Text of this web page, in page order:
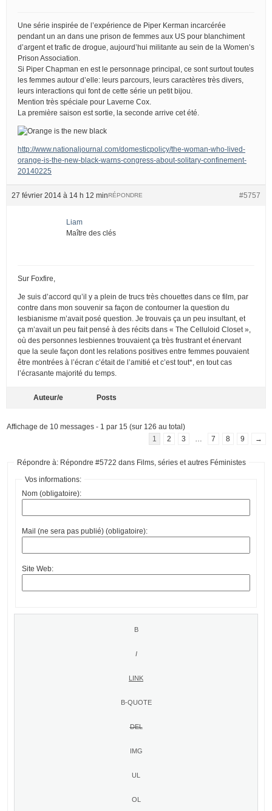
Une série inspirée de l’expérience de Piper Kerman incarcérée
pendant un an dans une prison de femmes aux US pour blanchiment
d’argent et trafic de drogue, aujourd’hui militante au sein de la Women’s
Prison Association.
Si Piper Chapman en est le personnage principal, ce sont surtout toutes
les femmes autour d’elle: leurs parcours, leurs caractères très divers,
leurs interactions qui font de cette série un petit bijou.
Mention très spéciale pour Laverne Cox.
La première saison est sortie, la seconde arrive cet été.
http://www.nationaljournal.com/domesticpolicy/the-woman-who-lived-
orange-is-the-new-black-warns-congress-about-solitary-confinement-
20140225
27 février 2014 à 14 h 12 min #5757
RÉPONDRE
Liam
Maître des clés
Sur Foxfire,
Je suis d’accord qu’il y a plein de trucs très chouettes dans ce film, par
contre dans mon souvenir sa façon de contourner la question du
lesbianisme m’avait posé question. Je trouvais ça un peu insultant, et
ça m’avait un peu fait pensé à des récits dans « The Celluloid Closet »,
où des personnes lesbiennes trouvaient ça très frustrant et énervant
que la seule façon dont les relations positives entre femmes pouvaient
être montrées à l’écran c’était de l’amitié et c’est tout*, en tout cas
l’écrasante majorité du temps.
Auteur/e Posts
Affichage de 10 messages - 1 par 15 (sur 126 au total)
1
2 3 7 8 9 →
Répondre à: Répondre #5722 dans Films, séries et autres Féministes
Vos informations:
Nom (obligatoire):
Mail (ne sera pas publié) (obligatoire):
Site Web: